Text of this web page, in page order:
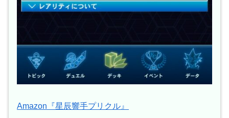
Amazon『星辰響手プリクル』